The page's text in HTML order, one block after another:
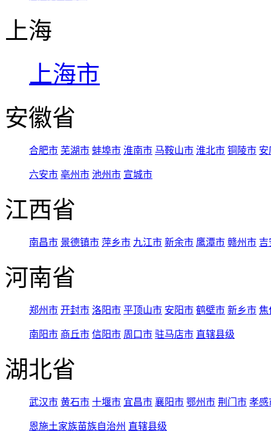
上海
上海市
安徽省
合肥市 芜湖市 蚌埠市 淮南市 马鞍山市 淮北市 铜陵市 安
六安市 亳州市 池州市 宣城市
江西省
南昌市 景德镇市 萍乡市 九江市 新余市 鹰潭市 赣州市 吉
河南省
郑州市 开封市 洛阳市 平顶山市 安阳市 鹤壁市 新乡市 焦
南阳市 商丘市 信阳市 周口市 驻马店市 直辖县级
湖北省
武汉市 黄石市 十堰市 宜昌市 襄阳市 鄂州市 荆门市 孝感
恩施土家族苗族自治州 直辖县级